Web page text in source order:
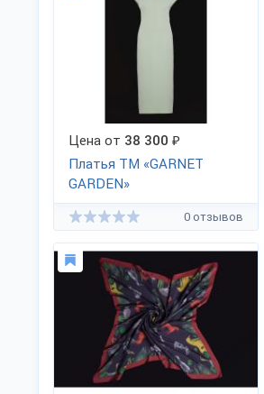
Цена от 38 300 ₽
Платья ТМ «GARNET
GARDEN»
0 отзывов